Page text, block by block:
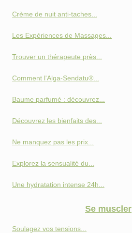
Crème de nuit anti-taches...
Les Expériences de Massages...
Trouver un thérapeute près...
Comment l'Alga-Sendatu®...
Baume parfumé : découvrez...
Découvrez les bienfaits des...
Ne manquez pas les prix...
Explorez la sensualité du...
Une hydratation intense 24h...
Se muscler
Soulagez vos tensions...